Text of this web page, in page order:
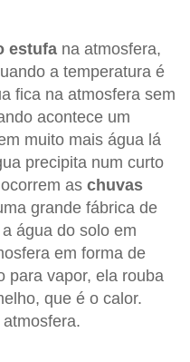
estufa na atmosfera,
a temperatura é
fica na atmosfera sem
acontece um
muito mais água lá
precipita num curto
as chuvas
grande fábrica de
água do solo em
em forma de
para vapor, ela rouba
que é o calor.